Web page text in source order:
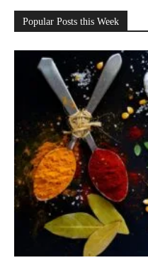
Popular Posts this Week